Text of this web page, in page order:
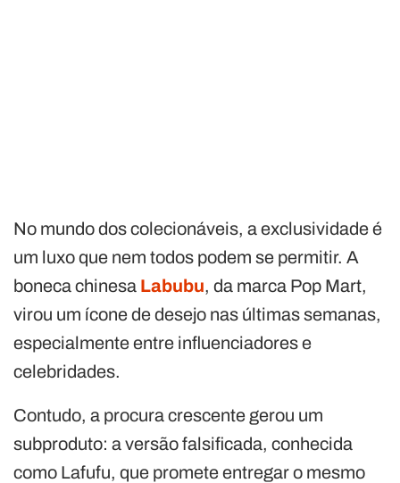
No mundo dos colecionáveis, a exclusividade é
um luxo que nem todos podem se permitir. A
boneca chinesa Labubu, da marca Pop Mart,
virou um ícone de desejo nas últimas semanas,
especialmente entre influenciadores e
celebridades.
Contudo, a procura crescente gerou um
subproduto: a versão falsificada, conhecida
como Lafufu, que promete entregar o mesmo